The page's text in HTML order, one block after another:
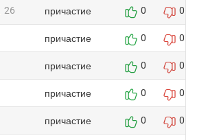
26 причастие 0 0
причастие 0 0
причастие 0 0
причастие 0 0
причастие 0 0